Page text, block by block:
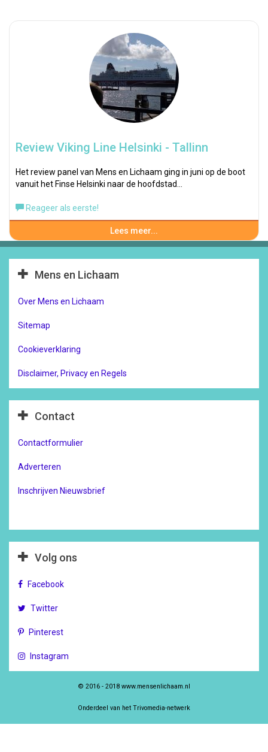
Review Viking Line Helsinki - Tallinn
Het review panel van Mens en Lichaam ging in juni op de boot
vanuit het Finse Helsinki naar de hoofdstad…
Reageer als eerste!
Lees meer...
Mens en Lichaam
Over Mens en Lichaam
Sitemap
Cookieverklaring
Disclaimer, Privacy en Regels
Contact
Contactformulier
Adverteren
Inschrijven Nieuwsbrief
Volg ons
Facebook
Twitter
Pinterest
Instagram
© 2016 - 2018 www.mensenlichaam.nl
Onderdeel van het Trivomedia-netwerk